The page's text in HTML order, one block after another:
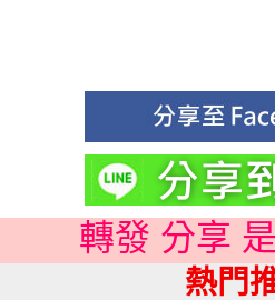
轉發 分享
熱門